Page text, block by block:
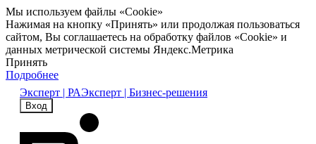
Мы используем файлы «Cookie»
Нажимая на кнопку «Принять» или продолжая пользоваться
сайтом, Вы соглашаетесь на обработку файлов «Cookie» и
данных метрической системы Яндекс.Метрика
Принять
Подробнее
Эксперт | РАЭксперт | Бизнес-решения
Вход